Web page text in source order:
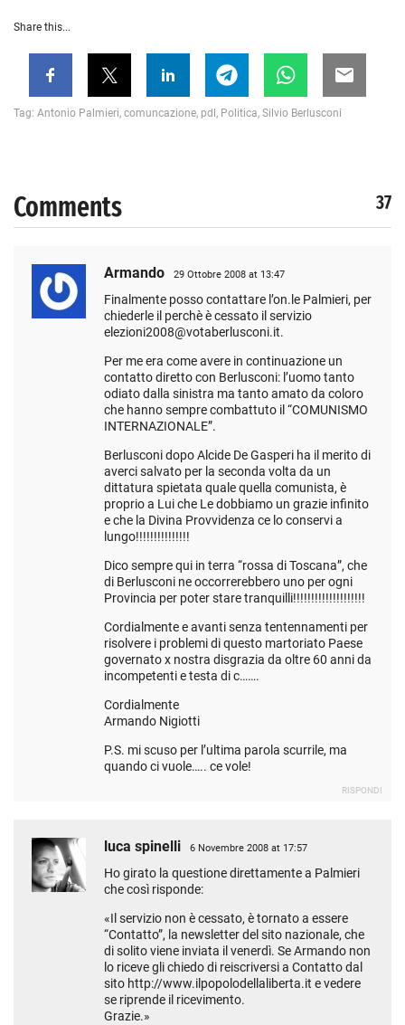
Share this...
Tag: Antonio Palmieri, comuncazione, pdl , Politica, Silvio Berlusconi
Comments 37
Armando 29 Ottobre 2008 at 13:47
Finalmente posso contattare l’on.le Palmieri, per
chiederle il perchè è cessato il servizio
elezioni2008@votaberlusconi.it.
Per me era come avere in continuazione un
contatto diretto con Berlusconi: l’uomo tanto
odiato dalla sinistra ma tanto amato da coloro
che hanno sempre combattuto il “COMUNISMO
INTERNAZIONALE”.
Berlusconi dopo Alcide De Gasperi ha il merito di
averci salvato per la seconda volta da un
dittatura spietata quale quella comunista, è
proprio a Lui che Le dobbiamo un grazie infinito
e che la Divina Provvidenza ce lo conservi a
lungo!!!!!!!!!!!!!!!
Dico sempre qui in terra “rossa di Toscana”, che
di Berlusconi ne occorrerebbero uno per ogni
Provincia per poter stare tranquilli!!!!!!!!!!!!!!!!!!!!
Cordialmente e avanti senza tentennamenti per
risolvere i problemi di questo martoriato Paese
governato x nostra disgrazia da oltre 60 anni da
incompetenti e testa di c…….
Cordialmente
Armando Nigiotti
P.S. mi scuso per l’ultima parola scurrile, ma
quando ci vuole….. ce vole!
RISPONDI
luca spinelli 6 Novembre 2008 at 17:57
Ho girato la questione direttamente a Palmieri
che così risponde:
«Il servizio non è cessato, è tornato a essere
“Contatto”, la newsletter del sito nazionale, che
di solito viene inviata il venerdì. Se Armando non
lo riceve gli chiedo di reiscriversi a Contatto dal
sito http://www.ilpopolodellaliberta.it e vedere
se riprende il ricevimento.
Grazie.»